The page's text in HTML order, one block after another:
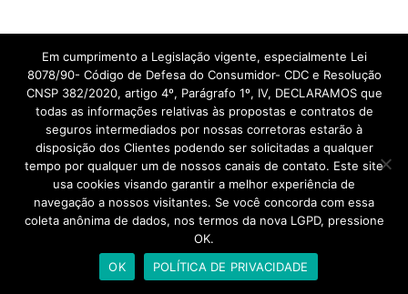
Em cumprimento a Legislação vigente, especialmente Lei
8078/90- Código de Defesa do Consumidor- CDC e Resolução
CNSP 382/2020, artigo 4º, Parágrafo 1º, IV, DECLARAMOS que
todas as informações relativas às propostas e contratos de
seguros intermediados por nossas corretoras estarão à
disposição dos Clientes podendo ser solicitadas a qualquer
tempo por qualquer um de nossos canais de contato. Este site
usa cookies visando garantir a melhor experiência de
navegação a nossos visitantes. Se você concorda com essa
coleta anônima de dados, nos termos da nova LGPD, pressione
OK.
OK
POLÍTICA DE PRIVACIDADE